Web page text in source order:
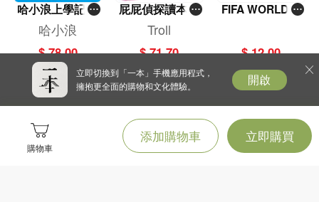
購物車
添加購物車 立即購買
哈小浪上學記(1
3)——逃出神奇
博物館
哈小浪
$ 78.00
屁屁偵探讀本(1
3)－－對決！怪
篇）
Troll
$ 71.70
FIFA WORLD C
包）
$ 12.00
立即切換到「一本」手機應用程式，
擁抱更全面的購物和文化體驗。
開啟